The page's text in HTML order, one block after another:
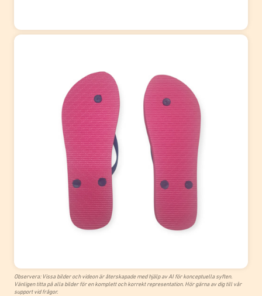
Observera: Vissa bilder och videon är återskapade med hjälp av AI för konceptuella syften.
Vänligen titta på alla bilder för en komplett och korrekt representation. Hör gärna av dig till vår
support vid frågor.